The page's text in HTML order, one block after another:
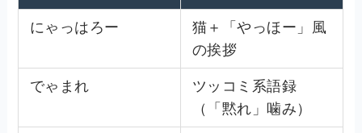
にゃっはろー
猫＋「やっほー」風
の挨拶
でゃまれ
ツッコミ系語録
（「黙れ」噛み）